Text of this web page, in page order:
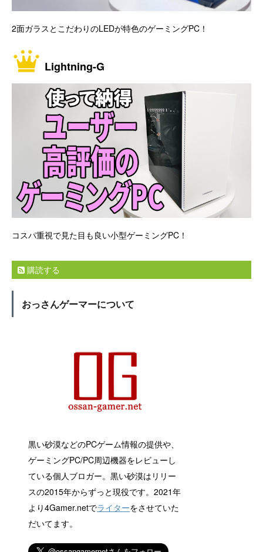
2面ガラスとこだわりのLEDが特色のゲーミングPC！
Lightning-G
コスパ重視で見た目も良い小型ゲーミングPC！
購読する
おっさんゲーマーについて
黒い砂漠などのPCゲーム情報の提供や、
ゲーミングPC/PC周辺機器をレビューし
ている個人ブロガー。黒い砂漠はリリー
スの2015年からずっと現役です。2021年
より4Gamer.netでライターをさせていた
だいてます。